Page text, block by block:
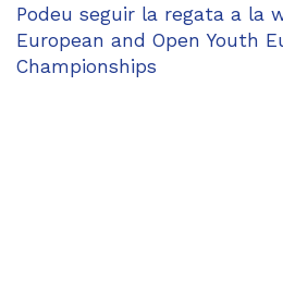
Podeu seguir la regata a la
European and Open Youth
Championships